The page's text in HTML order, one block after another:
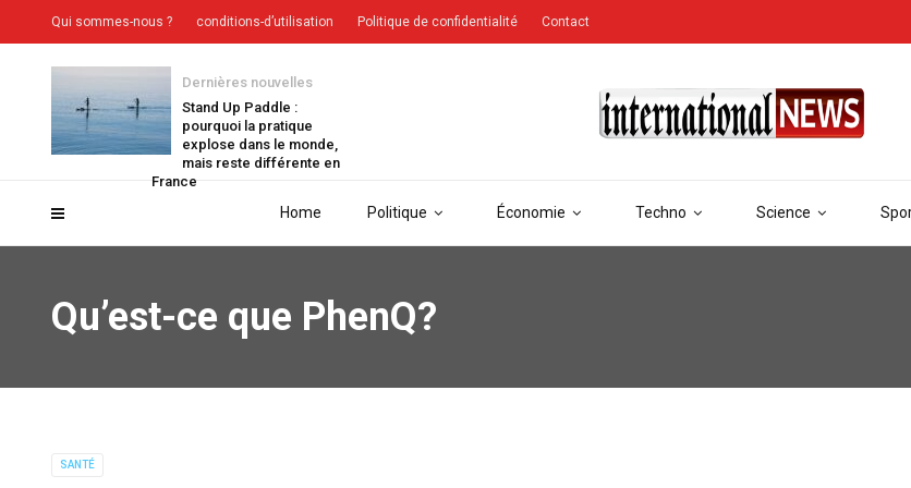
Home Politique Économie Techno Science
Dernières nouvelles
Stand Up Paddle :
pourquoi la pratique
explose dans le monde,
mais reste différente en
France
Qui sommes-nous ? conditions-d’utilisation Politique de confidentialité Contact
Qu’est-ce que PhenQ?
SANTÉ